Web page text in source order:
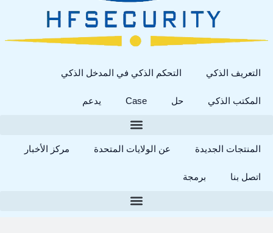
التعريف الذكي التحكم الذكي في المدخل الذكي
المكتب الذكي حل Case يدعم
المنتجات الجديدة عن الولايات المتحدة مركز الأخبار
اتصل بنا برمجة